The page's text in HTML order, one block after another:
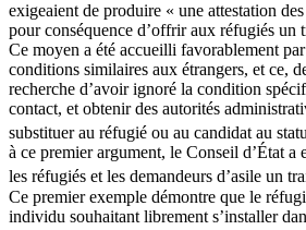
exigeaient de produire « une attestation
pour conséquence d’offrir aux réfugiés un
Ce moyen a été accueilli favorablement
conditions similaires aux étrangers, et ce,
recherche d’avoir ignoré la condition
contact, et obtenir des autorités
substituer au réfugié ou au candidat au
à ce premier argument, le Conseil d’État
les réfugiés et les demandeurs d’asile un
Ce premier exemple démontre que le
individu souhaitant librement s’installer